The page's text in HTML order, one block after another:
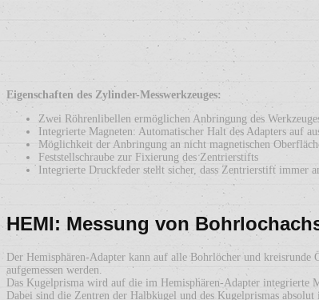
Eigenschaften des Zylinder-Messwerkzeuges:
Zwei Röhrenlibellen ermöglichen Anbringung des
Integrierte Magneten: Automatischer Halt des Adapters auf
Möglichkeit der Anbringung an nicht magnetischen
Feststellschraube zur Fixierung des Zentrierstifts
Integrierte Druckfeder stellt sicher, dass Zentrierstift immer
HEMI: Messung von
Der Hemisphären-Adapter kann auf alle Bohrlöcher und
aufgemessen werden.
Das Kugelprisma wird auf die im Hemisphären-Adapter integrierte
Dabei sind die Zentren der Halbkugel und des Kugelprismas